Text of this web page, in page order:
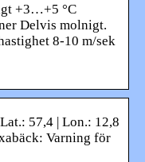
+3…+5 °C
Delvis molnigt.
8-10 m/sek
57,4 | Lon.: 12,8
Varning för